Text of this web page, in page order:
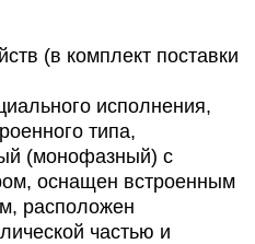
(в комплект поставки
исполнения,
типа,
(монофазный) с
оснащен встроенным
расположен
частью и